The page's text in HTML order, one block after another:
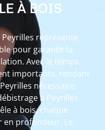
À BOIS
Peyrilles représente
pour garantir la
Avec le temps,
importants, rendant
nécessaire.
à Peyrilles
à bois, chaque
en profondeur. Le